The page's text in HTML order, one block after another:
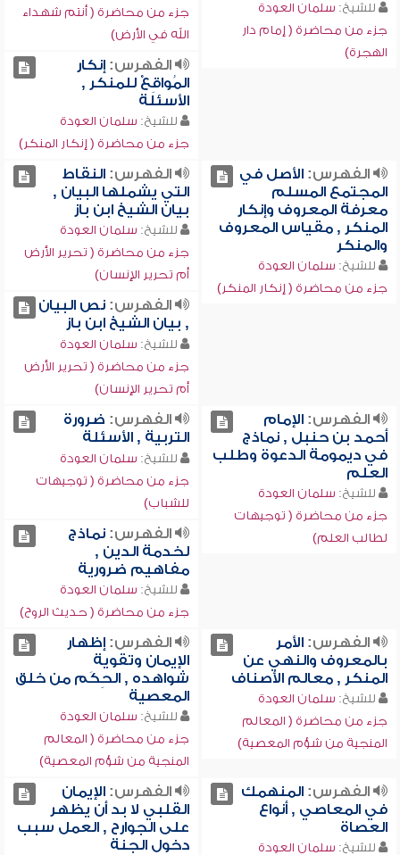
للشيخ: سلمان العودة
جزء من محاضرة ( إمام دار
الهجرة)
جزء من محاضرة ( أنتم شهداء
الله في الأرض)
الفهرس:إنكار
المُواقِعْ للمنكر ,
الأسئلة
للشيخ: سلمان العودة
جزء من محاضرة ( إنكار المنكر)
الفهرس:الأصل في
المجتمع المسلم
معرفة المعروف وإنكار
المنكر , مقياس المعروف
والمنكر
للشيخ: سلمان العودة
جزء من محاضرة ( إنكار المنكر)
الفهرس:النقاط
التي يشملها البيان ,
بيان الشيخ ابن باز
للشيخ: سلمان العودة
جزء من محاضرة ( تحرير الأرض
أم تحرير الإنسان)
الفهرس:نص البيان
, بيان الشيخ ابن باز
للشيخ: سلمان العودة
جزء من محاضرة ( تحرير الأرض
أم تحرير الإنسان)
الفهرس:الإمام
أحمد بن حنبل , نماذج
في ديمومة الدعوة وطلب
العلم
للشيخ: سلمان العودة
جزء من محاضرة ( توجيهات
لطالب العلم)
الفهرس: ضرورة
التربية , الأسئلة
للشيخ: سلمان العودة
جزء من محاضرة ( توجيهات
للشباب)
الفهرس:نماذج
لخدمة الدين ,
مفاهيم ضرورية
للشيخ: سلمان العودة
جزء من محاضرة ( حديث الروح)
الفهرس:الأمر
بالمعروف والنهي عن
المنكر , معالم الأصناف
للشيخ: سلمان العودة
جزء من محاضرة ( المعالم
المنجية من شؤم المعصية)
الفهرس:إظهار
الإيمان وتقوية
شواهده , الحِكَم من خلق
المعصية
للشيخ: سلمان العودة
جزء من محاضرة ( المعالم
المنجية من شؤم المعصية)
الفهرس:المنهمك
في المعاصي , أنواع
العصاة
للشيخ: سلمان العودة
الفهرس:الإيمان
القلبي لا بد أن يظهر
على الجوارح , العمل سبب
دخول الجنة